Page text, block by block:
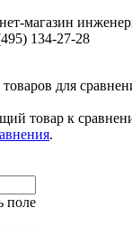
магазин
134-27-28
для
товар к
.
поле